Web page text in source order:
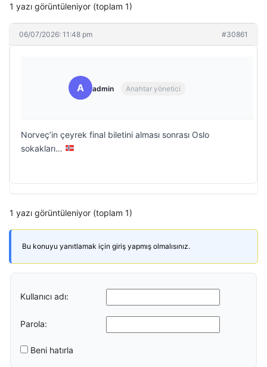
1 yazı görüntüleniyor (toplam 1)
06/07/2026: 11:48 pm #30861
A admin Anahtar yönetici
Norveç’in çeyrek final biletini alması sonrası Oslo
sokakları…
1 yazı görüntüleniyor (toplam 1)
Bu konuyu yanıtlamak için giriş yapmış olmalısınız.
Kullanıcı adı:
Parola:
Beni hatırla